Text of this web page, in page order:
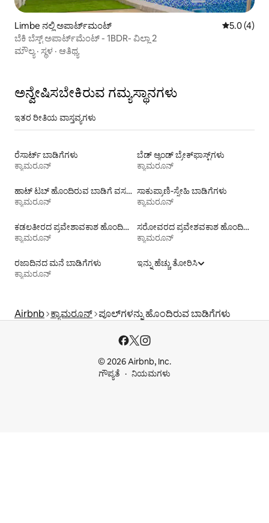
Limbe ನಲ್ಲಿ ಅಪಾರ್ಟ್‌ಮಂಟ್ 5 ರಲ್ಲಿ 5.0
5.0 (4)
ಬೆಕಿ ಬೆಸ್ಟ್ ಅಪಾರ್ಟ್‌ಮೆಂಟ್ - 1BDR- ವಿಲ್ಲಾ 2
ಮೌಲ್ಯ· ಸ್ಥಳ · ಆತಿಥ್ಯ
ಅನ್ವೇಷಿಸಬೇಕಿರುವ ಗಮ್ಯಸ್ಥಾನಗಳು
ಇತರ ರೀತಿಯ ವಾಸ್ತವ್ಯಗಳು
ರೆಸಾರ್ಟ್ ಬಾಡಿಗೆಗಳು
ಕ್ಯಾಮರೂನ್
ಬೆಡ್ ಆ್ಯಂಡ್ ಬ್ರೇಕ್‌ಫಾಸ್ಟ್‌ಗಳು
ಕ್ಯಾಮರೂನ್
ಹಾಟ್ ಟಬ್ ಹೊಂದಿರುವ ಬಾಡಿಗೆ ವಸತಿಗಳು
ಕ್ಯಾಮರೂನ್
ಸಾಕುಪ್ರಾಣಿ-ಸ್ನೇಹಿ ಬಾಡಿಗೆಗಳು
ಕ್ಯಾಮರೂನ್
ಕಡಲತೀರದ ಪ್ರವೇಶಾವಕಾಶ ಹೊಂದಿರುವ ವಸತಿ ಬಾಡಿಗೆಗಳು
ಕ್ಯಾಮರೂನ್
ಸರೋವರದ ಪ್ರವೇಶವಕಾಶ ಹೊಂದಿರುವ ಬಾಡಿಗೆಗಳು
ಕ್ಯಾಮರೂನ್
ರಜಾದಿನದ ಮನೆ ಬಾಡಿಗೆಗಳು
ಕ್ಯಾಮರೂನ್
ಇನ್ನು ಹೆಚ್ಚು ತೋರಿಸಿ
Airbnb ಕ್ಯಾಮರೂನ್ ಪೂಲ್‍ಗಳನ್ನು ಹೊಂದಿರುವ ಬಾಡಿಗೆಗಳು
© 2026 Airbnb, Inc.
ಗೌಪ್ಯತೆ
ನಿಯಮಗಳು